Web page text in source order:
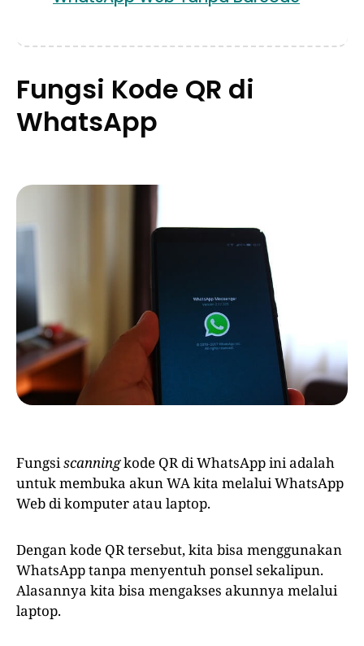
Fungsi Kode QR di
WhatsApp
Fungsiscanningkode QR di WhatsApp ini adalah
untuk membuka akun WA kita melalui WhatsApp
Web di komputer atau laptop.
Dengan kode QR tersebut, kita bisa menggunakan
WhatsApp tanpa menyentuh ponsel sekalipun.
Alasannya kita bisa mengakses akunnya melalui
laptop.